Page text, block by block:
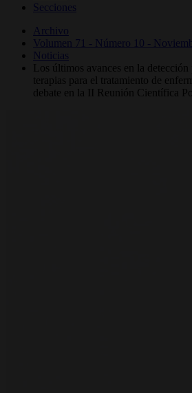
Secciones
Archivo
Volumen 71 - Número 10 -
Noticias
Los últimos avances en la detección
terapias para el tratamiento de
debate en la II Reunión Científica